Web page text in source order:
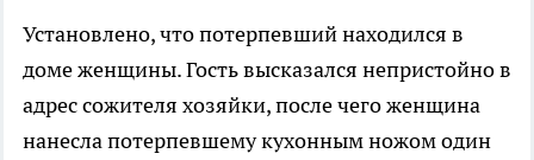
Установлено, что потерпевший находился в
доме женщины. Гость высказался непристойно в
адрес сожителя хозяйки, после чего женщина
нанесла потерпевшему кухонным ножом один